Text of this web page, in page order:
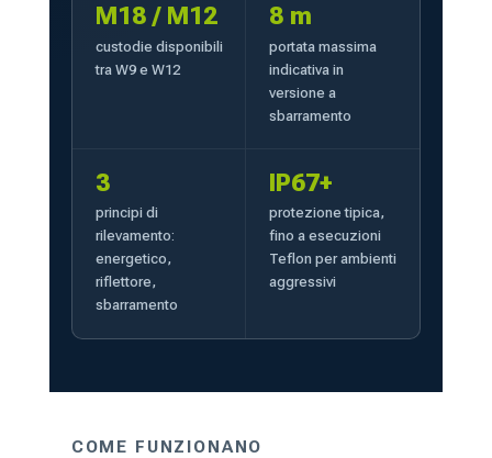
M18 / M12
custodie disponibili
tra W9 e W12
8 m
portata massima
indicativa in
versione a
sbarramento
3
principi di
rilevamento:
energetico,
riflettore,
sbarramento
IP67+
protezione tipica,
fino a esecuzioni
Teflon per ambienti
aggressivi
COME FUNZIONANO